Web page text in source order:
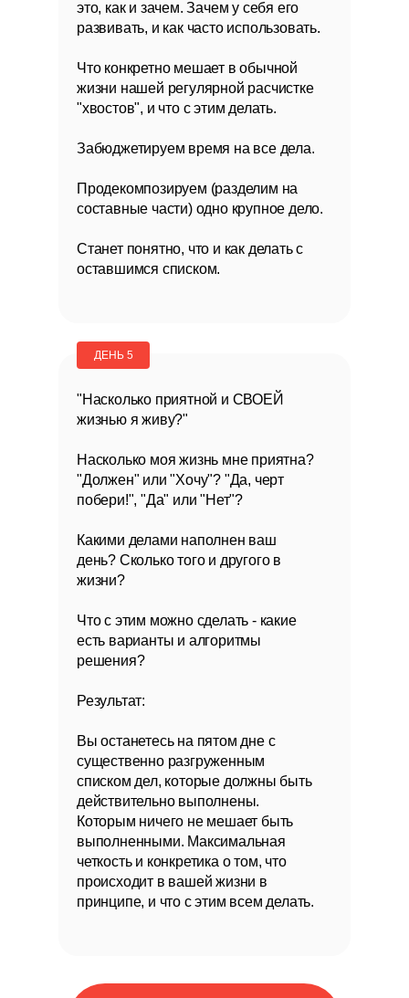
это, как и зачем. Зачем у себя его
развивать, и как часто использовать.
Что конкретно мешает в обычной
жизни нашей регулярной расчистке
"хвостов", и что с этим делать.
Забюджетируем время на все дела.
Продекомпозируем (разделим на
составные части) одно крупное дело.
Станет понятно, что и как делать с
оставшимся списком.
ДЕНЬ 5
"Насколько приятной и СВОЕЙ
жизнью я живу?"
Насколько моя жизнь мне приятна?
"Должен" или "Хочу"? "Да, черт
побери!", "Да" или "Нет"?
Какими делами наполнен ваш
день? Сколько того и другого в
жизни?
Что с этим можно сделать - какие
есть варианты и алгоритмы
решения?
Результат:
Вы останетесь на пятом дне с
существенно разгруженным
списком дел, которые должны быть
действительно выполнены.
Которым ничего не мешает быть
выполненными. Максимальная
четкость и конкретика о том, что
происходит в вашей жизни в
принципе, и что с этим всем делать.